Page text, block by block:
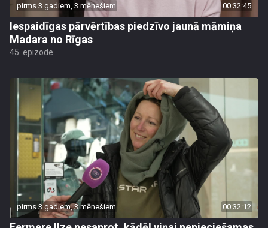
pirms 3 gadiem, 3 mēnešiem 00:32:45
Iespaidīgas pārvērtības piedzīvo jaunā māmiņa
Madara no Rīgas
45. epizode
pirms 3 gadiem, 3 mēnešiem 00:32:12